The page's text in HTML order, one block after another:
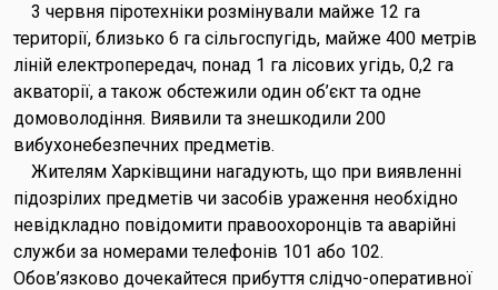
3 червня піротехніки розмінували майже 12 га
території, близько 6 га сільгоспугідь, майже 400 метрів
ліній електропередач, понад 1 га лісових угідь, 0,2 га
акваторії, а також обстежили один об’єкт та одне
домоволодіння. Виявили та знешкодили 200
вибухонебезпечних предметів.
Жителям Харківщини нагадують, що при виявленні
підозрілих предметів чи засобів ураження необхідно
невідкладно повідомити правоохоронців та аварійні
служби за номерами телефонів 101 або 102.
Обов’язково дочекайтеся прибуття слідчо-оперативної